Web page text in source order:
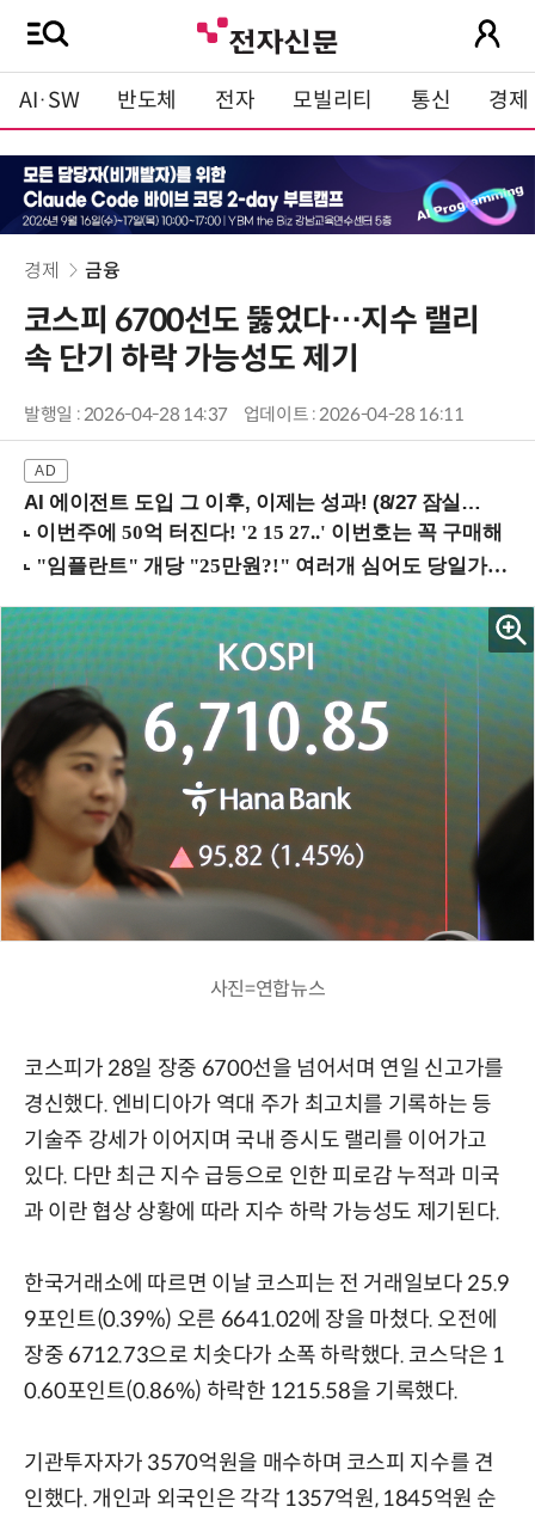
AI·SW 반도체 전자 모빌리티 통신 경제
경제 금융
코스피 6700선도 뚫었다…지수 랠리
속 단기 하락 가능성도 제기
발행일 : 2026-04-28 14:37 업데이트 : 2026-04-28 16:11
AI 에이전트 도입 그 이후, 이제는 성과! (8/27 잠실역)
사진=연합뉴스
코스피가 28일 장중 6700선을 넘어서며 연일 신고가를
경신했다. 엔비디아가 역대 주가 최고치를 기록하는 등
기술주 강세가 이어지며 국내 증시도 랠리를 이어가고
있다. 다만 최근 지수 급등으로 인한 피로감 누적과 미국
과 이란 협상 상황에 따라 지수 하락 가능성도 제기된다.
한국거래소에 따르면 이날 코스피는 전 거래일보다 25.9
9포인트(0.39%) 오른 6641.02에 장을 마쳤다. 오전에
장중 6712.73으로 치솟다가 소폭 하락했다. 코스닥은 1
0.60포인트(0.86%) 하락한 1215.58을 기록했다.
기관투자자가 3570억원을 매수하며 코스피 지수를 견
인했다. 개인과 외국인은 각각 1357억원, 1845억원 순